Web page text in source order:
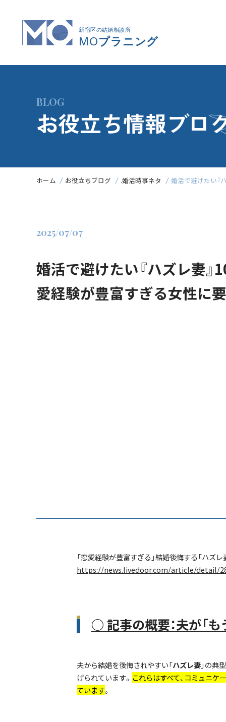
BLOG
お役立ち情報ブロ
ホーム お役立ちブログ .婚活時事ネタ 婚活で避けたい『
婚活で避けたい『ハズレ妻』
愛経験が豊富すぎる女性に
2025/07/07
「恋愛経験が豊富すぎる」結婚後悔する「ハズ
https://news.livedoor.com/article/detail/
○ 記事の概要：夫が「
夫から結婚を後悔されやすい「ハズレ妻」の典
げられています。 これらはすべて、コミュニ
ています。